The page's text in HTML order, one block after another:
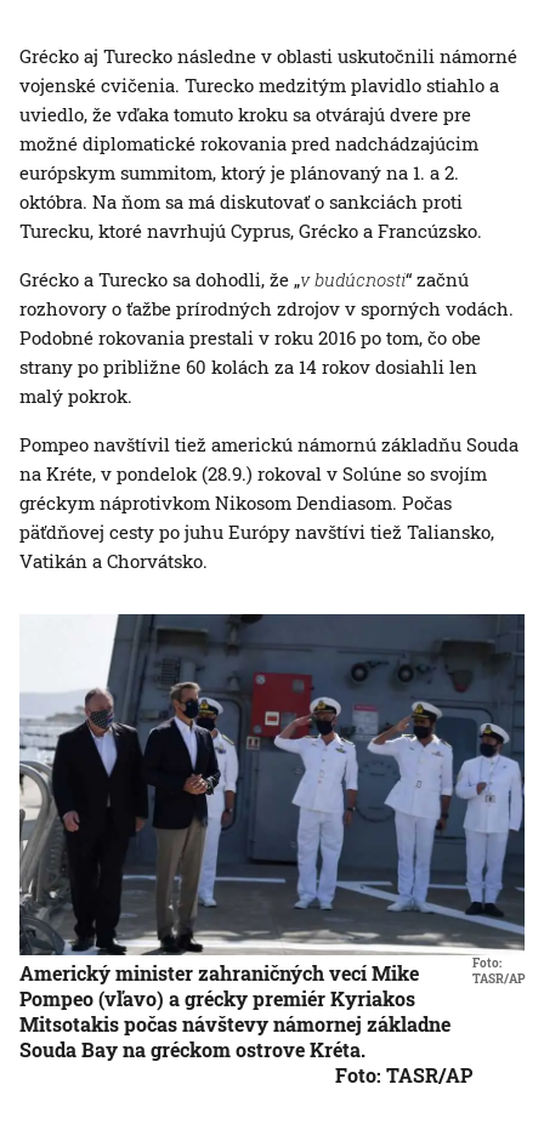
Grécko aj Turecko následne v oblasti uskutočnili námorné
vojenské cvičenia. Turecko medzitým plavidlo stiahlo a
uviedlo, že vďaka tomuto kroku sa otvárajú dvere pre
možné diplomatické rokovania pred nadchádzajúcim
európskym summitom, ktorý je plánovaný na 1. a 2.
októbra. Na ňom sa má diskutovať o sankciách proti
Turecku, ktoré navrhujú Cyprus, Grécko a Francúzsko.
Grécko a Turecko sa dohodli, že „v budúcnosti“ začnú
rozhovory o ťažbe prírodných zdrojov v sporných vodách.
Podobné rokovania prestali v roku 2016 po tom, čo obe
strany po približne 60 kolách za 14 rokov dosiahli len
malý pokrok.
Pompeo navštívil tiež americkú námornú základňu Souda
na Kréte, v pondelok (28.9.) rokoval v Solúne so svojím
gréckym náprotivkom Nikosom Dendiasom. Počas
päťdňovej cesty po juhu Európy navštívi tiež Taliansko,
Vatikán a Chorvátsko.
Americký minister zahraničných vecí Mike
Pompeo (vľavo) a grécky premiér Kyriakos
Mitsotakis počas návštevy námornej základne
Souda Bay na gréckom ostrove Kréta.
Foto: TASR/AP
Foto:
TASR/AP